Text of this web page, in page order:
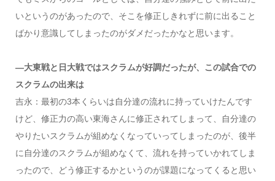
いというのがあったので、そこを修正しきれずに前に出ること
ばかり意識してしまったのがダメだったかなと思います。
—大東戦と日大戦ではスクラムが好調だったが、この試合での
スクラムの出来は
吉永：最初の3本くらいは自分達の流れに持っていけたんです
けど、修正力の高い東海さんに修正されてしまって、自分達の
やりたいスクラムが組めなくなっていってしまったのが、後半
に自分達のスクラムが組めなくて、流れを持っていかれてしま
ったので、どう修正するかというのが課題になってくると思い